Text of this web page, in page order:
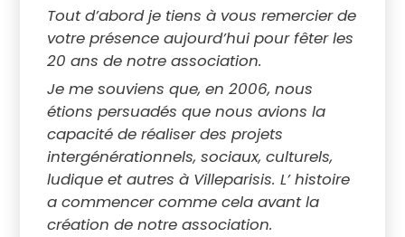
Tout d’abord je tiens à vous remercier de
votre présence aujourd’hui pour fêter les
20 ans de notre association.
Je me souviens que, en 2006, nous
étions persuadés que nous avions la
capacité de réaliser des projets
intergénérationnels, sociaux, culturels,
ludique et autres à Villeparisis. L’ histoire
a commencer comme cela avant la
création de notre association.